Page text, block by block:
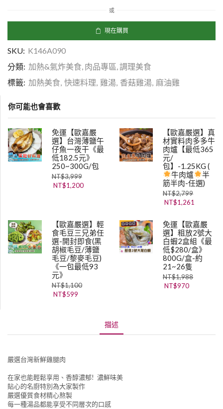
或
現在購買
SKU: K146A090
分類: 加熱&氣炸美食 肉品專區 調理美食
標籤: 加熱美食 快速料理 雞湯 香菇雞湯 麻油雞
你可能也會喜歡
免運【歐嘉嚴
選】台灣薄鹽午
仔魚一夜干《最
低182.5元》
250~300G/包
NT$3,999
NT$1,200
【歐嘉嚴選】真
材實料肉多多牛
肉爐【最低365
元/
包】-1.25KG (
牛肉爐
半
筋半肉-任選)
NT$2,799
NT$1,261
【歐嘉嚴選】輕
食毛豆三兄弟任
選-開封即食(黑
胡椒毛豆/薄鹽
毛豆/黎麥毛豆)
《一包最低93
元》
NT$1,100
NT$599
免運【歐嘉嚴
選】粗放2號大
白蝦2盒組《最
低$280/盒》
800G/盒-約
21~26隻
NT$1,988
NT$970
描述
嚴選台灣新鮮雞腿肉
在家也能輕鬆享用、香醇濃郁! 濃鮮味美
貼心的名廚特別為大家製作
嚴選優質食材精心熬製
每一種湯品都能享受不同層次的口感